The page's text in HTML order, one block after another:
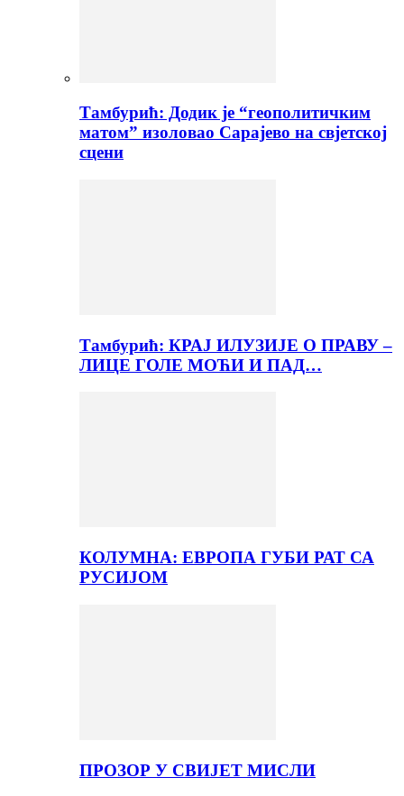
Тамбурић: Додик је “геополитичким
матом” изоловао Сарајево на свјетској
сцени
Тамбурић: КРАЈ ИЛУЗИЈЕ О ПРАВУ –
ЛИЦЕ ГОЛЕ МОЋИ И ПАД…
КОЛУМНА: ЕВРОПА ГУБИ РАТ СА
РУСИЈОМ
ПРОЗОР У СВИЈЕТ МИСЛИ